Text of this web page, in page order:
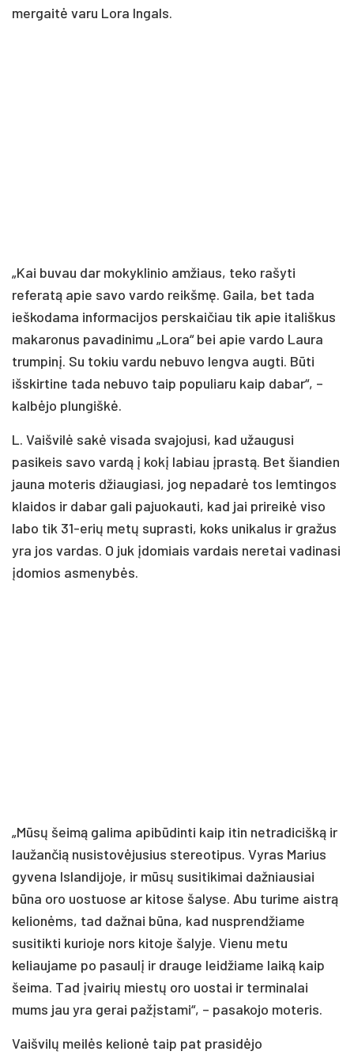
mergaitė varu Lora Ingals.
„Kai buvau dar mokyklinio amžiaus, teko rašyti
referatą apie savo vardo reikšmę. Gaila, bet tada
ieškodama informacijos perskaičiau tik apie itališkus
makaronus pavadinimu „Lora“ bei apie vardo Laura
trumpinį. Su tokiu vardu nebuvo lengva augti. Būti
išskirtine tada nebuvo taip populiaru kaip dabar“, –
kalbėjo plungiškė.
L. Vaišvilė sakė visada svajojusi, kad užaugusi
pasikeis savo vardą į kokį labiau įprastą. Bet šiandien
jauna moteris džiaugiasi, jog nepadarė tos lemtingos
klaidos ir dabar gali pajuokauti, kad jai prireikė viso
labo tik 31-erių metų suprasti, koks unikalus ir gražus
yra jos vardas. O juk įdomiais vardais neretai vadinasi
įdomios asmenybės.
„Mūsų šeimą galima apibūdinti kaip itin netradicišką ir
laužančią nusistovėjusius stereotipus. Vyras Marius
gyvena Islandijoje, ir mūsų susitikimai dažniausiai
būna oro uostuose ar kitose šalyse. Abu turime aistrą
kelionėms, tad dažnai būna, kad nusprendžiame
susitikti kurioje nors kitoje šalyje. Vienu metu
keliaujame po pasaulį ir drauge leidžiame laiką kaip
šeima. Tad įvairių miestų oro uostai ir terminalai
mums jau yra gerai pažįstami“, – pasakojo moteris.
Vaišvilų meilės kelionė taip pat prasidėjo